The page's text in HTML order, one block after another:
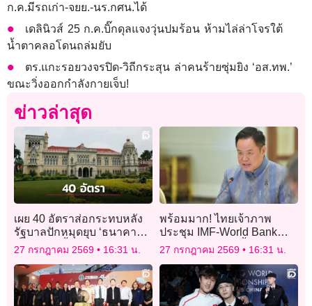
ก.ค.มีรถเก่า-จยย.-นร.กศน.ได้
เดลินิวส์ 25 ก.ค.บิ๊กดุลแจงวุ่นปมร้อน ห้ามไล่ล่าโจรใต้
น้ำตาคลอโดนถล่มยับ
ตร.แกะรอยวงจรปิด-วิถีกระสุน ล่าคนร้ายซุ่มยิง ‘อส.ทพ.’
ขณะวิ่งออกกำลังกายเจ็บ!
ข่าวล่าสุด
เผย 40 อัตราส่อกระทบหลัง
รัฐบาลปักหมุดยุบ ‘ธนาคาร
ที่ดิน’ ก.ย.นี้ – เล็ง ป.ย.ป. เป้า
27 กรกฎาคม 2569 16:31 น.
พร้อมมาก! ไทยเจ้าภาพ
ประชุม IMF-World Bank
2026 12-18 ต.ค.นี้
27 กรกฎาคม 2569 16:31 น.